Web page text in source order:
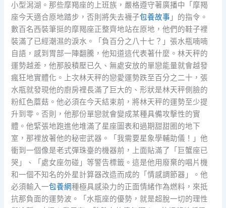
小型潟湖。那些摩羯座的上班族，嚴格遵守著廣播中「摩羯
座今天適合原地踏步，否則將失去襪子包養故事 」的指令。
數百名西裝筆挺的摩羯座正整齊地站在原地，他們的鞋子裡
裝滿了已經潮濕的淚水。「負百分之八十七？」張水瓶喃喃
自語，感到胃部一陣翻騰，他知道這代表著什麼。林天秤的
運勢越差，他那股積壓已久、無處安放的單戀能量就會越發
瘋狂地實體化。上次林天秤的戀愛運勢跌至百分之二十，張
水瓶就發現他的廚房裡長滿了巨大的、形狀是林天秤側臉的
粉紅色蘑菇。他必須在今天結束前，將林天秤的運勢至少提
升到零。否則，他那份單戀就會變成某種具備攻擊性的實
體。他緊張地跑進他堆滿了星座圖表和過期甜甜圈的地下
室，那裡放著他的秘密武器。「我需要星象學輔助儀！」他
衝到一個像是老式彈珠臺的機器前，上面貼滿了「巨蟹座已
哭」、「處女座勿碰」等警告標籤。這是他用廢棄的唱片機
和一個不知名的外星計算器改造而成的「情感調節器」。他
必須輸入一包養網種極具感染力的正面情緒作為燃料，來抵
抗那負面的運勢波。「水瓶座的優勢，就是超脫一切的理性